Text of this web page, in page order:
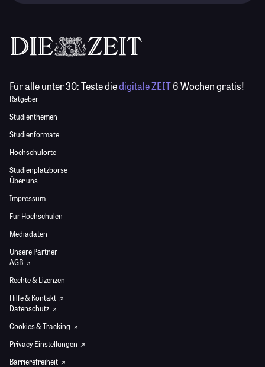
Für alle unter 30:Teste diedigitale ZEIT6 Wochen gratis!
Ratgeber
Studienthemen
Studienformate
Hochschulorte
Studienplatzbörse
Über uns
Impressum
Für Hochschulen
Mediadaten
Unsere Partner
AGB
Rechte & Lizenzen
Hilfe & Kontakt
Datenschutz
Cookies & Tracking
Privacy Einstellungen
Barrierefreiheit